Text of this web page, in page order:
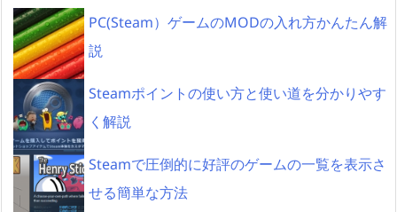
PC(Steam）ゲームのMODの入れ方かんたん解
説
Steamポイントの使い方と使い道を分かりやす
く解説
Steamで圧倒的に好評のゲームの一覧を表示さ
せる簡単な方法